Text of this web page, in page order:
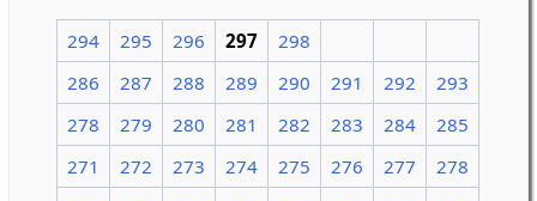
294 295 296 297
298
286
287 288 289 290 291 292
293
278
279 280 281 282 283 284
285
271
272 273 274 275 276 277
278